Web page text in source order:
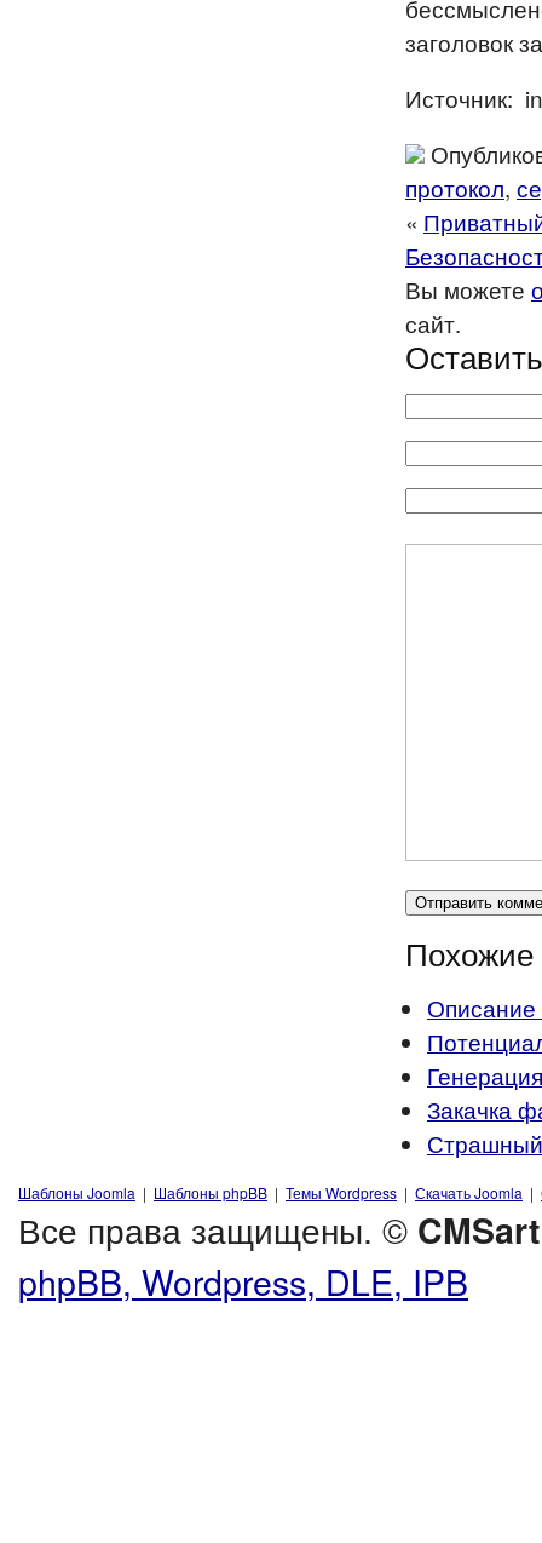
заголовок
Источник:
протокол,
«
Вы можете
сайт.
Похожие
Описание
Закачка
Шаблоны Joomla | Шаблоны phpBB | Темы Wordpress | Скачать Joomla |
Все права защищены. © CMSart
phpBB, Wordpress, DLE, IPB